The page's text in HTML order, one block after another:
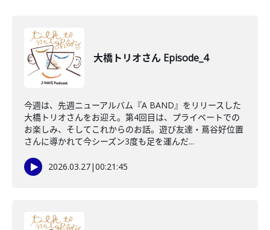
大橋トリオさん Episode_4
今週は、先週ニューアルバム『A BAND』をリリースした
大橋トリオさんをお迎え。第4回目は、プライベートでの
お楽しみ、そしてこれからのお話。遊び友達・蔦谷好位置
さんに導かれて今シーズン3度も足を運んだ...
2026.03.27|00:21:45